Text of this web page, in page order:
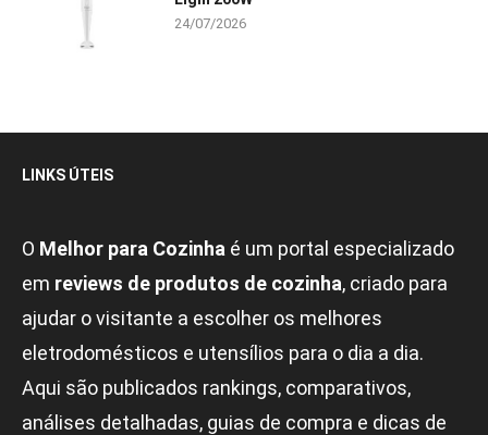
24/07/2026
LINKS ÚTEIS
O Melhor para Cozinha é um portal especializado
em reviews de produtos de cozinha, criado para
ajudar o visitante a escolher os melhores
eletrodomésticos e utensílios para o dia a dia.
Aqui são publicados rankings, comparativos,
análises detalhadas, guias de compra e dicas de